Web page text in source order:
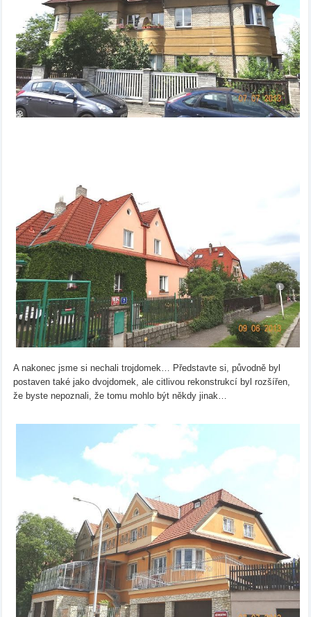
A nakonec jsme si nechali trojdomek… Představte si, původně byl
postaven také jako dvojdomek, ale citlivou rekonstrukcí byl rozšířen,
že byste nepoznali, že tomu mohlo být někdy jinak…